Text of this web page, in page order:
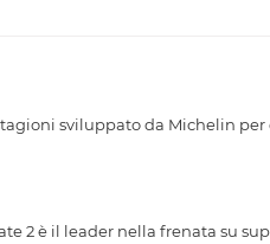
sviluppato da Michelin
2 è il leader nella frenata su